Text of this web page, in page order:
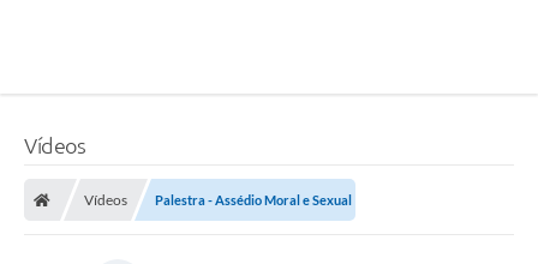
Vídeos
Vídeos Palestra - Assédio Moral e Sexual